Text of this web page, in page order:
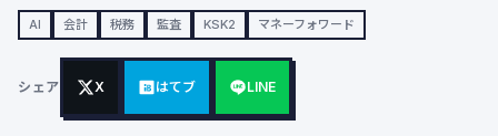
AI 会計 税務 監査 KSK2 マネーフォワード
シェア X はてブ LINE